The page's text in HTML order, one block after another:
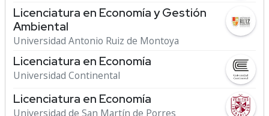
Licenciatura en Economía y Gestión
Ambiental
Universidad Antonio Ruiz de Montoya
Licenciatura en Economía
Universidad Continental
Licenciatura en Economía
Universidad de San Martín de Porres